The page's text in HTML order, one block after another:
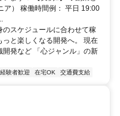
ア） 稼働時間例： 平日 19:00
スケジュールに合わせて稼
と楽しくなる開発へ。 現在
発など 「心ジャンル」の新
経験者歓迎 在宅OK 交通費支給